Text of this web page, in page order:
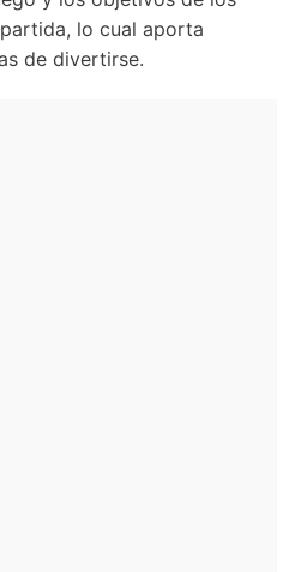
lo cual aporta
de divertirse.